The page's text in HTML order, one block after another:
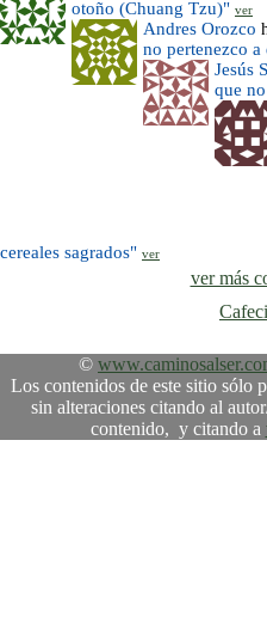
otoño (Chuang Tzu)" ver
Andres Orozco
no pertenezco a
Jesús
que
cereales sagrados" ver
ver más
©
Los contenidos de este sitio sólo
sin alteraciones citando al
contenido, y citando a